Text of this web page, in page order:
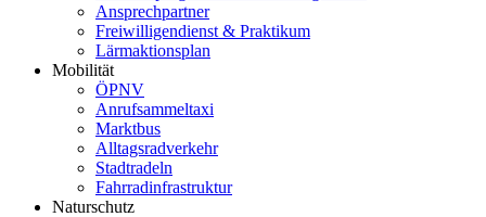
Ansprechpartner
Freiwilligendienst & Praktikum
Lärmaktionsplan
Mobilität
ÖPNV
Anrufsammeltaxi
Marktbus
Alltagsradverkehr
Stadtradeln
Fahrradinfrastruktur
Naturschutz